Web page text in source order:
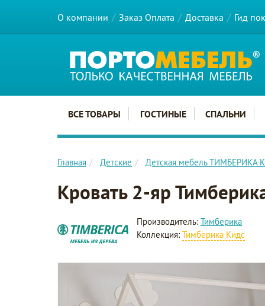
О компании Заказ Оплата Доставка Гид
Главное меню сайта
ВСЕ ТОВАРЫ ГОСТИНЫЕ СПАЛЬНИ
Главная Детские Детская мебель ТИМБЕРИКА
Кровать 2-яр
Производитель: Тимберика
Коллекция: Тимберика Кидс